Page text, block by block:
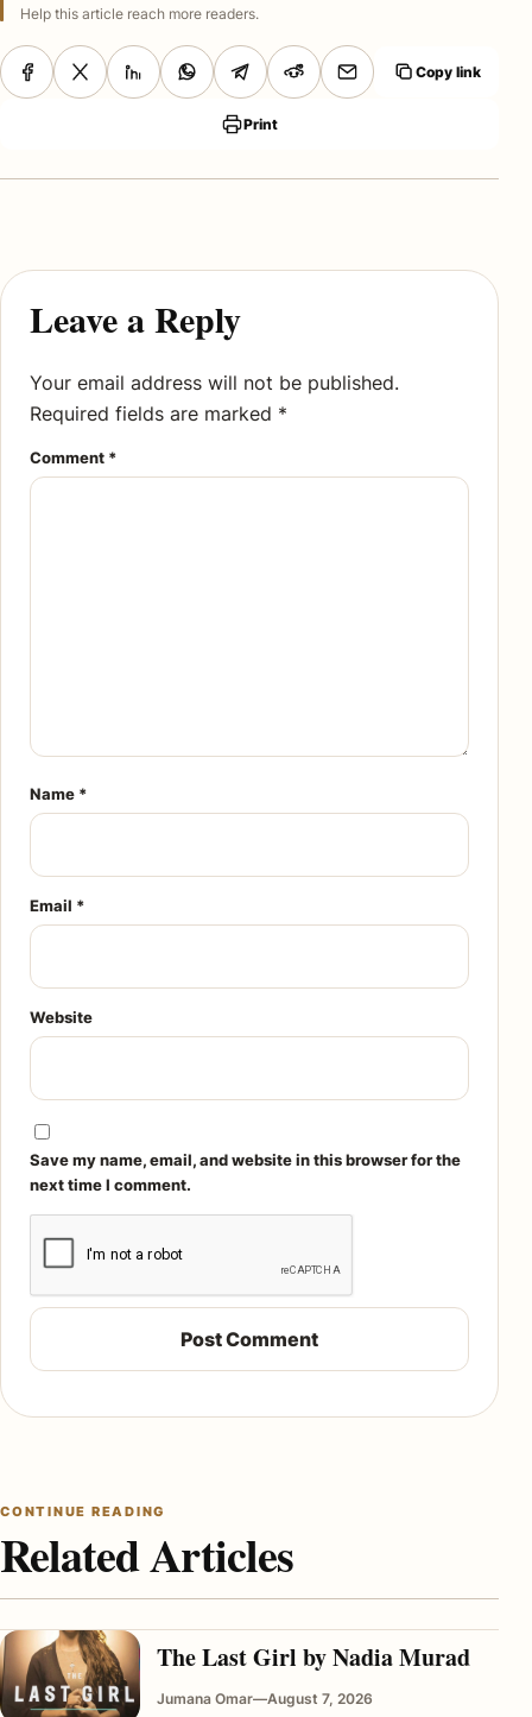
Help this article reach more readers.
Copy link
Print
Leave a Reply
Your email address will not be published.
Required fields are marked *
Comment *
Name *
Email *
Website
Save my name, email, and website in this browser for the
next time I comment.
CONTINUE READING
Related Articles
The Last Girl by Nadia Murad
Jumana Omar—August 7, 2026